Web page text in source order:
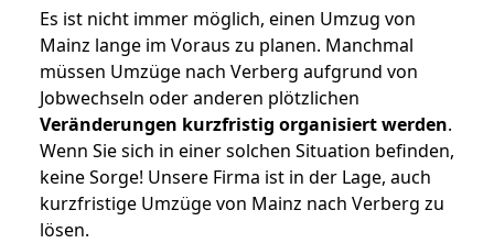
Es ist nicht immer möglich, einen Umzug von
Mainz lange im Voraus zu planen. Manchmal
müssen Umzüge nach Verberg aufgrund von
Jobwechseln oder anderen plötzlichen
Veränderungen kurzfristig organisiert werden.
Wenn Sie sich in einer solchen Situation befinden,
keine Sorge! Unsere Firma ist in der Lage, auch
kurzfristige Umzüge von Mainz nach Verberg zu
lösen.